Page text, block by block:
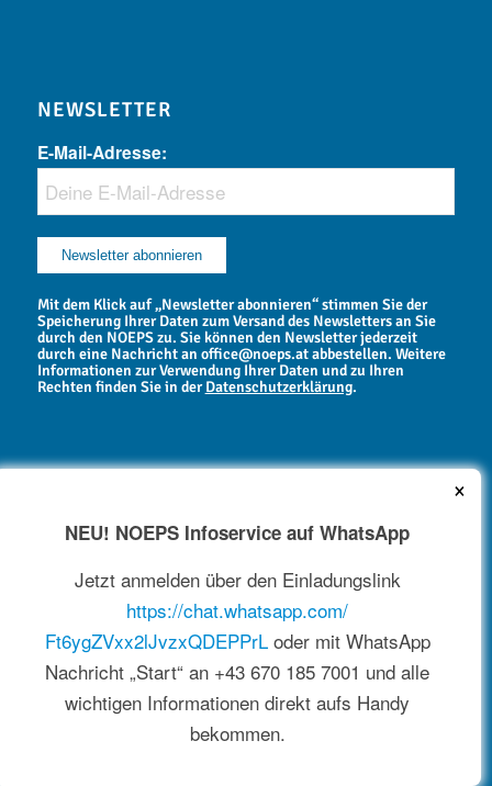
NEWSLETTER
E-Mail-Adresse:
Mit dem Klick auf „Newsletter abonnieren“ stimmen Sie der
Speicherung Ihrer Daten zum Versand des Newsletters an Sie
durch den NOEPS zu. Sie können den Newsletter jederzeit
durch eine Nachricht an office@noeps.at abbestellen. Weitere
Informationen zur Verwendung Ihrer Daten und zu Ihren
Rechten finden Sie in derDatenschutzerklärung.
NEWSARCHIV
×
NEU! NOEPS Infoservice auf WhatsApp
Jetzt anmelden über den Einladungslink
https://chat.whatsapp.com/
Ft6ygZVxx2lJvzxQDEPPrLoder mit WhatsApp
Nachricht „Start“ an +43 670 185 7001 und alle
wichtigen Informationen direkt aufs Handy
bekommen.